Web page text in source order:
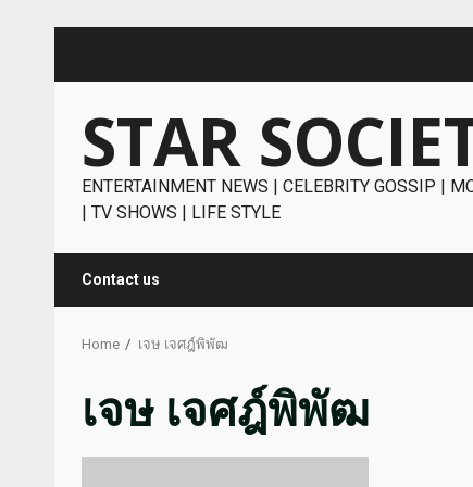
STAR
ENTERTAINMENT NEWS | CELEBRITY GOSSIP |
| TV SHOWS | LIFE STYLE
Contact us
Home เจษ เจศฎ์พิพัฒ
เจษ เจศฎ์พิพัฒ